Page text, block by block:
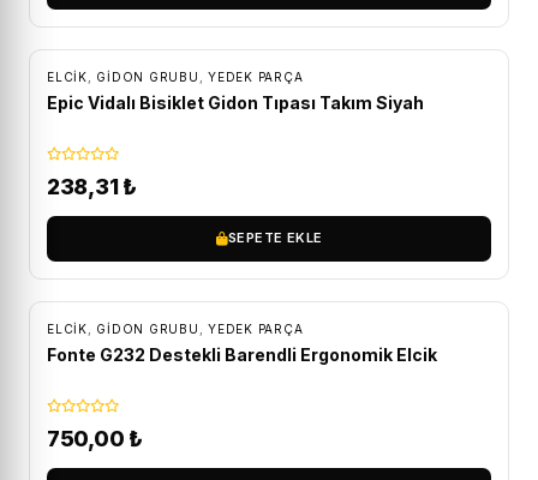
ELCIK GIDON GRUBU YEDEK PARÇA
Epic Vidalı Bisiklet Gidon Tıpası Takım Siyah
238,31₺
SEPETE EKLE
ELCIK GIDON GRUBU YEDEK PARÇA
Fonte G232 Destekli Barendli Ergonomik Elcik
750,00 ₺